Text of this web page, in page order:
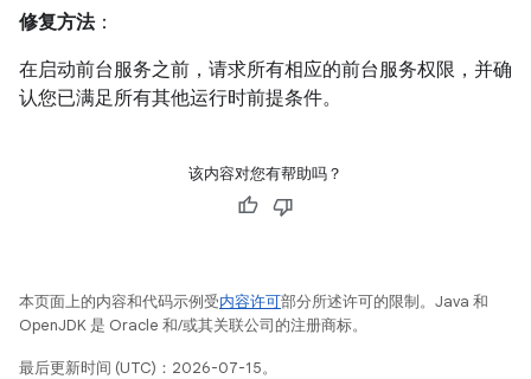
修复方法：
在启动前台服务之前，请求所有相应的前台服务权限，并确
认您已满足所有其他运行时前提条件。
该内容对您有帮助吗？
本页面上的内容和代码示例受内容许可部分所述许可的限制。Java 和
OpenJDK 是 Oracle 和/或其关联公司的注册商标。
最后更新时间 (UTC)：2026-07-15。